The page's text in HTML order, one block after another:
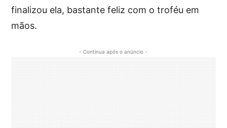
finalizou ela, bastante feliz com o troféu em
mãos.
- Continua após o anúncio -